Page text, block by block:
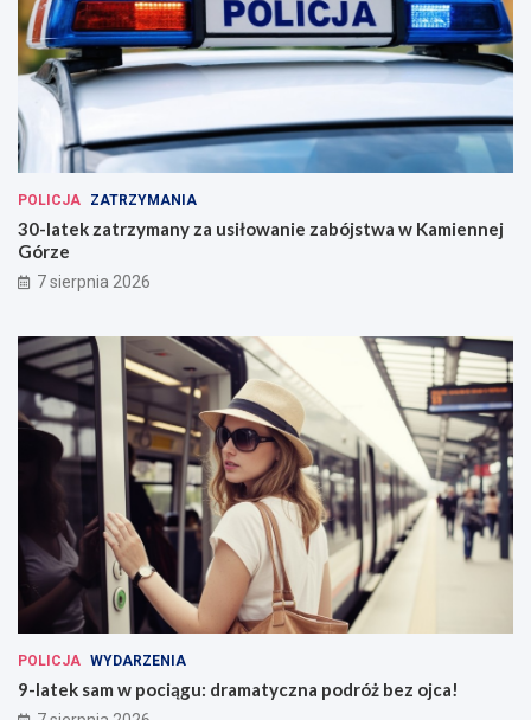
POLICJA ZATRZYMANIA
30-latek zatrzymany za usiłowanie zabójstwa w Kamiennej
Górze
7 sierpnia 2026
POLICJA WYDARZENIA
9-latek sam w pociągu: dramatyczna podróż bez ojca!